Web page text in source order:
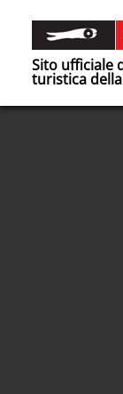
Sito ufficiale
turistica